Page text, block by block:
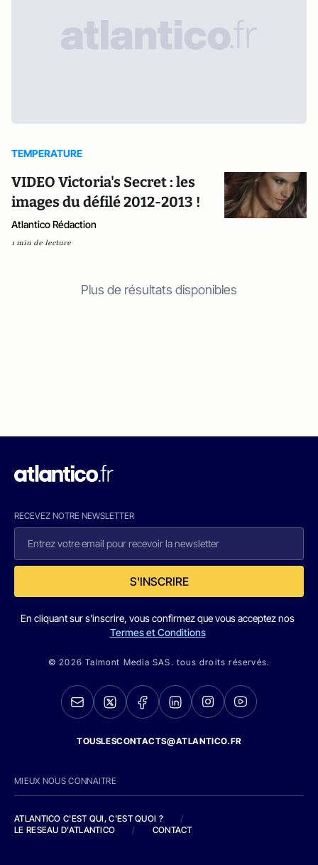
TEMPERATURE
VIDEO Victoria's Secret : les
images du défilé 2012-2013 !
Atlantico Rédaction
1 min de lecture
Plus de résultats disponibles
RECEVEZ NOTRE NEWSLETTER
S'INSCRIRE
En cliquant sur s'inscrire, vous confirmez que vous acceptez nos
Termes et Conditions
© 2026 Talmont Media SAS. tous droits réservés.
TOUSLESCONTACTS@ATLANTICO.FR
MIEUX NOUS CONNAITRE
ATLANTICO C'EST QUI, C'EST QUOI ?
/
LE RESEAU D'ATLANTICO
/ CONTACT